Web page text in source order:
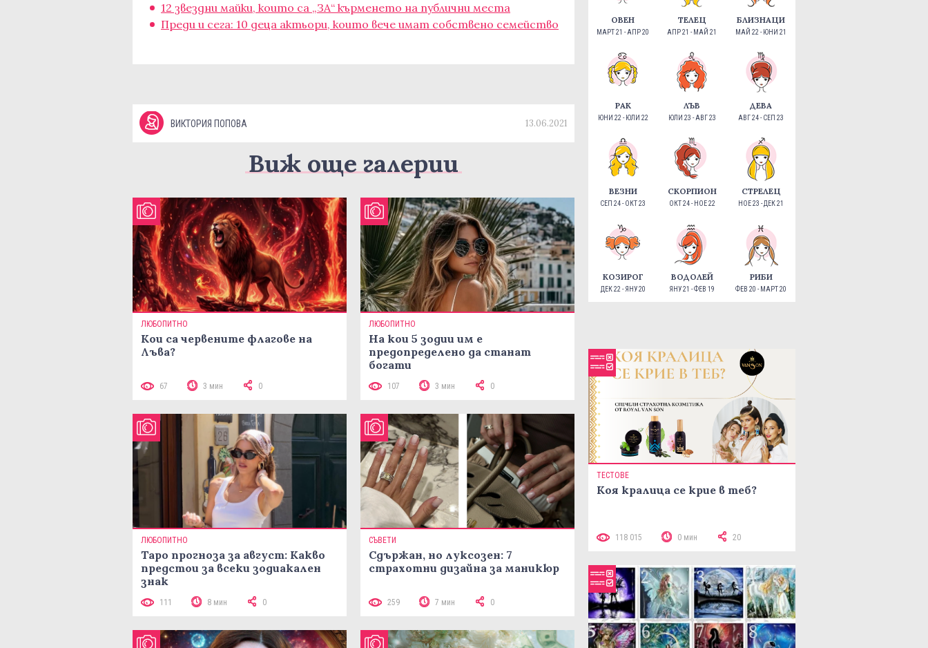
12 звездни майки, които са „ЗА“ кърменето на публични места
Преди и сега: 10 деца актьори, които вече имат собствено семейство
ВИКТОРИЯ ПОПОВА 13.06.2021
Виж още галерии
ЛЮБОПИТНО
Кои са червените флагове на
Лъва?
67 3 мин 0
ЛЮБОПИТНО
На кои 5 зодии им е
предопределено да станат
богати
107 3 мин 0
ЛЮБОПИТНО
Таро прогноза за август: Какво
предстои за всеки зодиакален
знак
111 8 мин 0
СЪВЕТИ
Сдържан, но луксозен: 7
страхотни дизайна за маникюр
259 7 мин 0
ОВЕН
МАРТ 21 - АПР 20
ТЕЛЕЦ
АПР 21 - МАЙ 21
БЛИЗНАЦИ
МАЙ 22 - ЮНИ 21
РАК
ЮНИ 22 - ЮЛИ 22
ЛЪВ
ЮЛИ 23 - АВГ 23
ДЕВА
АВГ 24 - СЕП 23
ВЕЗНИ
СЕП 24 - ОКТ 23
СКОРПИОН
ОКТ 24 - НОЕ 22
СТРЕЛЕЦ
НОЕ 23 - ДЕК 21
КОЗИРОГ
ДЕК 22 - ЯНУ 20
ВОДОЛЕЙ
ЯНУ 21 - ФЕВ 19
РИБИ
ФЕВ 20 - МАРТ 20
ТЕСТОВЕ
Коя кралица се крие в теб?
118 015 0 мин 20